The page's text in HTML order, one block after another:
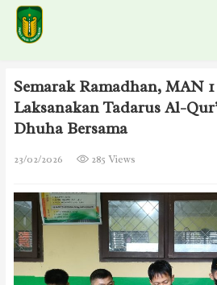
Semarak Ramadhan, MAN
Laksanakan Tadarus Al-
Dhuha Bersama
23/02/2026 285 Views